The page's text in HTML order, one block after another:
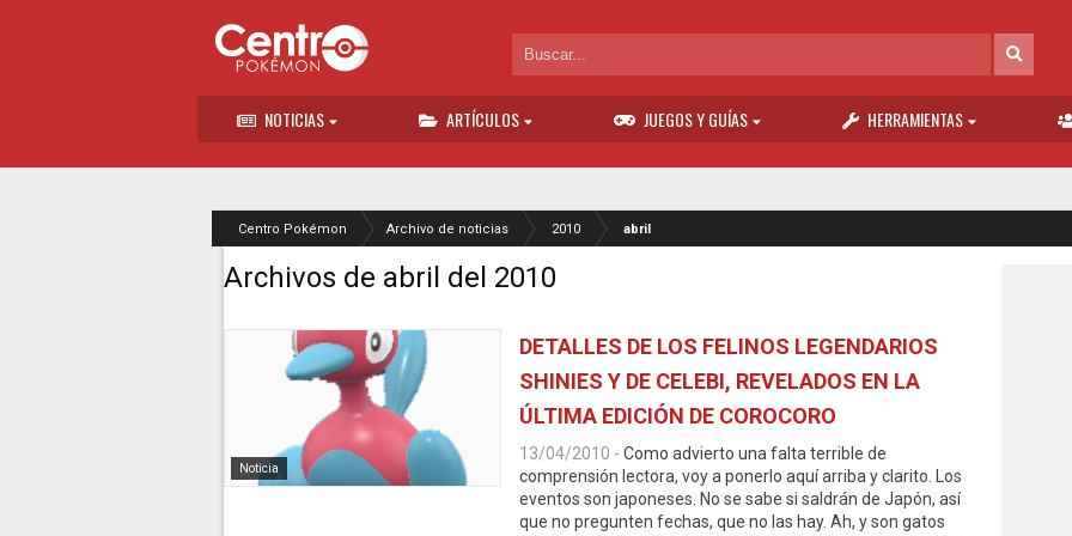
NOTICIAS ARTÍCULOS JUEGOS Y GUÍAS HERRAMIENTAS
Centro Pokémon Archivo de noticias 2010 abril
Archivos de abril del 2010
Noticia
DETALLES DE LOS FELINOS LEGENDARIOS
SHINIES Y DE CELEBI, REVELADOS EN LA
ÚLTIMA EDICIÓN DE COROCORO
13/04/2010 - Como advierto una falta terrible de
comprensión lectora, voy a ponerlo aquí arriba y clarito. Los
eventos son japoneses. No se sabe si saldrán de Japón, así
que no pregunten fechas, que no las hay. Ah, y son gatos